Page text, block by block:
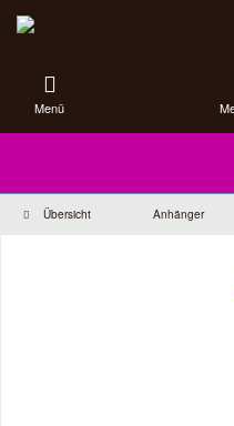
Menü
Übersicht Anhänger